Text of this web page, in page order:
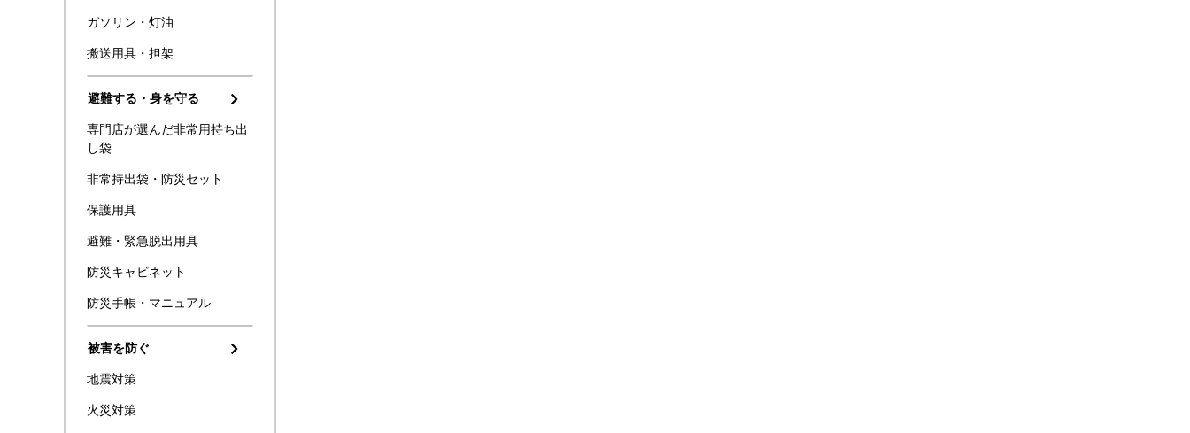
ガソリン・灯油
搬送用具・担架
避難する・身を守る
専門店が選んだ非常用持ち出
し袋
非常持出袋・防災セット
保護用具
避難・緊急脱出用具
防災キャビネット
防災手帳・マニュアル
被害を防ぐ
地震対策
火災対策